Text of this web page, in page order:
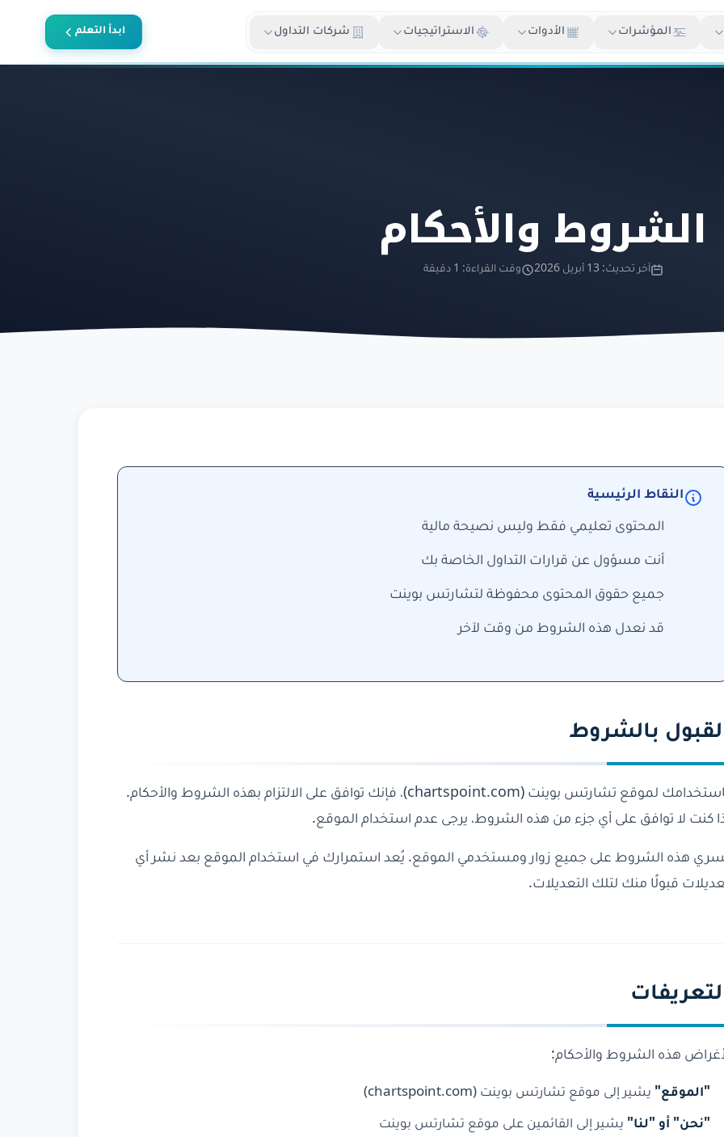
المؤشرات الأدوات الاستراتيجيات شركات التداول ابدأ التعلم
الشروط والأحكام
آخر تحديث: 13 أبريل 2026 وقت القراءة: 1 دقيقة
النقاط الرئيسية
المحتوى تعليمي فقط وليس نصيحة مالية
أنت مسؤول عن قرارات التداول الخاصة بك
جميع حقوق المحتوى محفوظة لتشارتس بوينت
قد نعدل هذه الشروط من وقت لآخر
بالشروط
باستخدامك لموقع تشارتس بوينت (chartspoint.com)، فإنك توافق على الالتزام بهذه الشروط والأحكام.
كنت لا توافق على أي جزء من هذه الشروط، يرجى عدم استخدام الموقع.
هذه الشروط على جميع زوار ومستخدمي الموقع. يُعد استمرارك في استخدام الموقع بعد نشر أي
قبولًا منك لتلك التعديلات.
هذه الشروط والأحكام:
"الموقع" يشير إلى موقع تشارتس بوينت (chartspoint.com)
"نحن" أو "لنا" يشير إلى القائمين على موقع تشارتس بوينت